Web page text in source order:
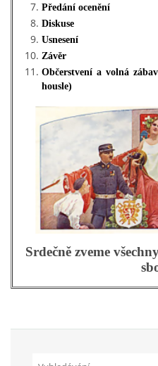
© 2026 eStránky.cz |Tisk|
Předání ocenění
Diskuse
Usnesení
Závěr
Občerstvení a volná
housle)
Srdečně zveme